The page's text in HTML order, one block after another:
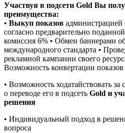
Участвуя в подсети Gold Вы
преимущества:
• Выкуп показов администрацией
согласно предварительно
комиссия 6% • Обмен баннерами
международного стандарта •
рекламной кампании своего
Возможность конвертации
• Возможность ходатайствовать
о переводе его в подсеть Gold и
решения
• Индивидуальный подход в
вопроса